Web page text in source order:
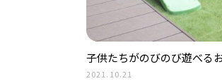
子供たちがのびのび遊べる
2021.10.21